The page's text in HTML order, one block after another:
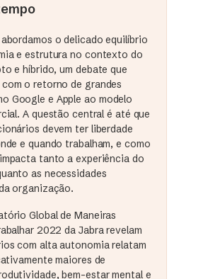
o delicado equilíbrio
e estrutura no contexto do
e híbrido, um debate que
o retorno de grandes
Google e Apple ao modelo
A questão central é até que
devem ter liberdade
e quando trabalham, e como
tanto a experiência do
as necessidades
organização.
Global de Maneiras
2022 da Jabra revelam
com alta autonomia relatam
maiores de
bem-estar mental e